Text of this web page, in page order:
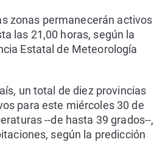
zonas permanecerán activos
las 21,00 horas, según la
Estatal de Meteorología
un total de diez provincias
para este miércoles 30 de
--de hasta 39 grados--,
según la predicción